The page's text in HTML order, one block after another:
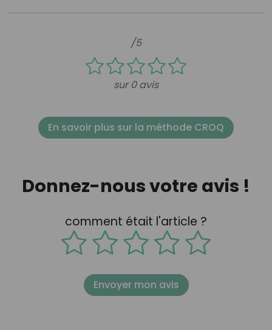
/5
sur 0 avis
En savoir plus sur la méthode CROQ
Donnez-nous votre avis !
comment était l'article ?
Envoyer mon avis